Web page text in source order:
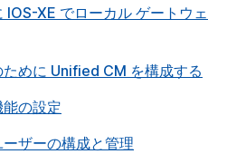
XE でローカル ゲートウェ
めに Unified CM を構成する
の設定
ザーの構成と管理